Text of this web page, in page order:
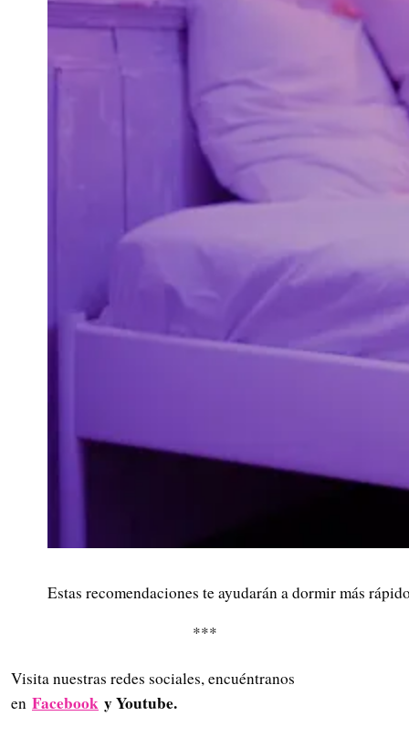
Estas recomendaciones te ayudarán a dormir más
***
Visita nuestras redes sociales, encuéntranos
en Facebook y Youtube.